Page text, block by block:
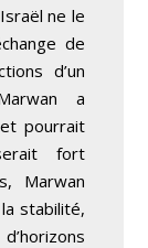
ne le
de
d’un
a
pourrait
fort
Marwan
stabilité,